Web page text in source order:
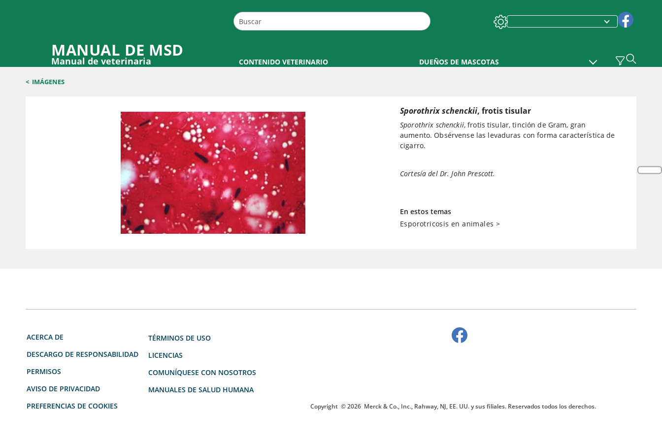
MANUAL DE MSD
Manual de veterinaria CONTENIDO VETERINARIO DUEÑOS DE MASCOTAS
< IMÁGENES
Sporothrix schenckii, frotis tisular
Sporothrix schenckii, frotis tisular, tinción de Gram, gran
aumento. Obsérvense las levaduras con forma característica de
cigarro.
Cortesía del Dr. John Prescott.
En estos temas
Esporotricosis en animales >
ACERCA DE
DESCARGO DE RESPONSABILIDAD
PERMISOS
AVISO DE PRIVACIDAD
PREFERENCIAS DE COOKIES
TÉRMINOS DE USO
LICENCIAS
COMUNÍQUESE CON NOSOTROS
MANUALES DE SALUD HUMANA
Copyright © 2026 Merck & Co., Inc., Rahway, NJ, EE. UU. y sus filiales. Reservados todos los derechos.